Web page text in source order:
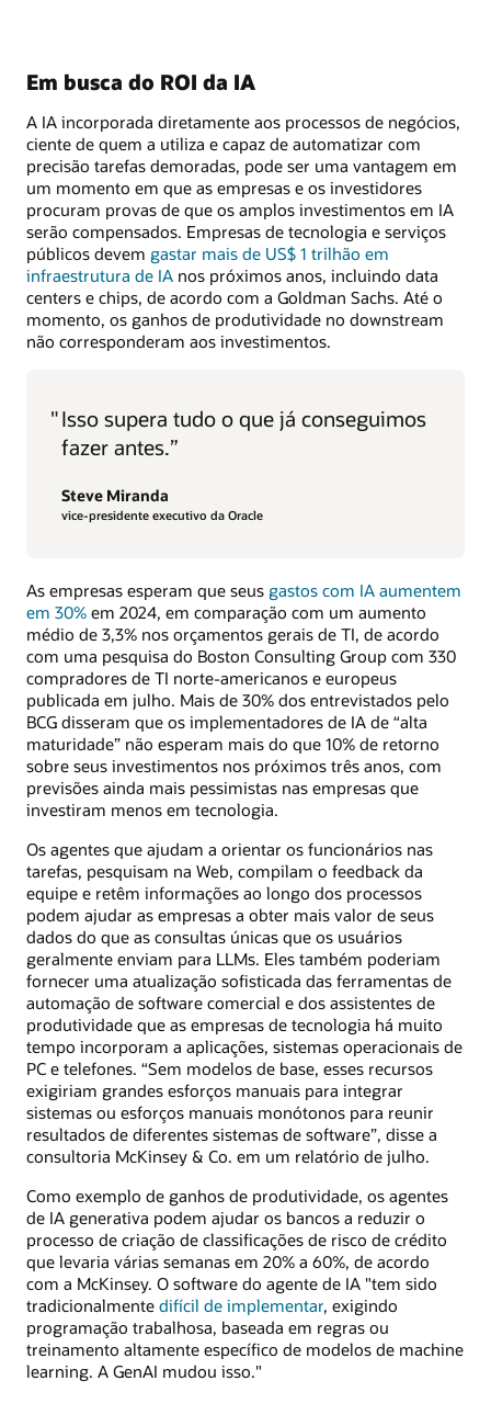
Em busca do ROI da IA
A IA incorporada diretamente aos processos de negócios,
ciente de quem a utiliza e capaz de automatizar com
precisão tarefas demoradas, pode ser uma vantagem em
um momento em que as empresas e os investidores
procuram provas de que os amplos investimentos em IA
serão compensados. Empresas de tecnologia e serviços
públicos devem gastar mais de US$ 1 trilhão em
infraestrutura de IA nos próximos anos, incluindo data
centers e chips, de acordo com a Goldman Sachs. Até o
momento, os ganhos de produtividade no downstream
não corresponderam aos investimentos.
"Isso supera tudo o que já conseguimos
fazer antes.”
Steve Miranda
vice-presidente executivo da Oracle
As empresas esperam que seus gastos com IA aumentem
em 30% em 2024, em comparação com um aumento
médio de 3,3% nos orçamentos gerais de TI, de acordo
com uma pesquisa do Boston Consulting Group com 330
compradores de TI norte-americanos e europeus
publicada em julho. Mais de 30% dos entrevistados pelo
BCG disseram que os implementadores de IA de “alta
maturidade” não esperam mais do que 10% de retorno
sobre seus investimentos nos próximos três anos, com
previsões ainda mais pessimistas nas empresas que
investiram menos em tecnologia.
Os agentes que ajudam a orientar os funcionários nas
tarefas, pesquisam na Web, compilam o feedback da
equipe e retêm informações ao longo dos processos
podem ajudar as empresas a obter mais valor de seus
dados do que as consultas únicas que os usuários
geralmente enviam para LLMs. Eles também poderiam
fornecer uma atualização sofisticada das ferramentas de
automação de software comercial e dos assistentes de
produtividade que as empresas de tecnologia há muito
tempo incorporam a aplicações, sistemas operacionais de
PC e telefones. “Sem modelos de base, esses recursos
exigiriam grandes esforços manuais para integrar
sistemas ou esforços manuais monótonos para reunir
resultados de diferentes sistemas de software”, disse a
consultoria McKinsey & Co. em um relatório de julho.
Como exemplo de ganhos de produtividade, os agentes
de IA generativa podem ajudar os bancos a reduzir o
processo de criação de classificações de risco de crédito
que levaria várias semanas em 20% a 60%, de acordo
com a McKinsey. O software do agente de IA "tem sido
tradicionalmente difícil de implementar, exigindo
programação trabalhosa, baseada em regras ou
treinamento altamente específico de modelos de machine
learning. A GenAI mudou isso."